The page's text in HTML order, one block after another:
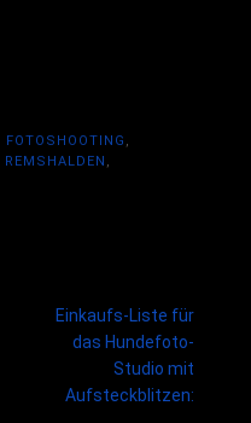
FOTOSHOOTING ,
REMSHALDEN ,
Einkaufs-Liste für
das Hundefoto-
Studio mit
Aufsteckblitzen: